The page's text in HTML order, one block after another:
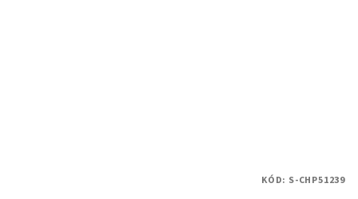
KÓD: S-CHP51239